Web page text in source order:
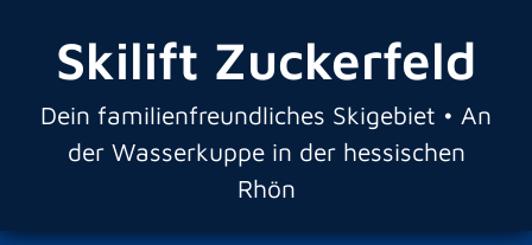
springenSkilift Zuckerfeld
Dein familienfreundliches Skigebiet • An
der Wasserkuppe in der hessischen
Rhön